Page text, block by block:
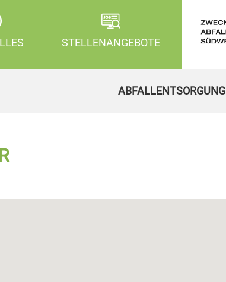
STELLENANGEBOTE
ABFALLENTSORGUNG